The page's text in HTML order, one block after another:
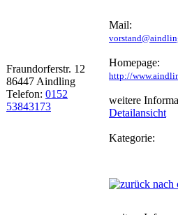
Fraundorferstr. 12
86447 Aindling
Telefon: 0152
53843173
Mail:
Homepage:
http://
weitere
Detailansicht
Kategorie: